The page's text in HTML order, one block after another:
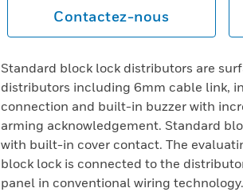
Contactez-nous
Standard block lock distributors are
distributors including 6mm cable link,
connection and built-in buzzer with
arming acknowledgement. Standard
with built-in cover contact. The
block lock is connected to the
panel in conventional wiring technology.